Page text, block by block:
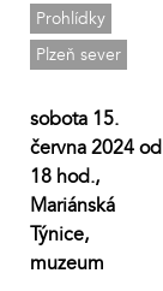
Prohlídky
Plzeň sever
sobota 15.
června 2024 od
18 hod.,
Mariánská
Týnice,
muzeum